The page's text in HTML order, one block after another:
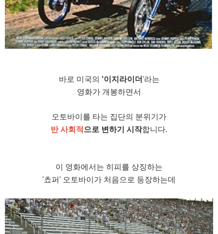
바로 미국의 '이지라이더'라는
영화가 개봉하면서
오토바이를 타는 집단의 분위기가
반 사회적 으로 변하기 시작합니다.
이 영화에서는 히피를 상징하는
'쵸퍼' 오토바이가 처음으로 등장하는데